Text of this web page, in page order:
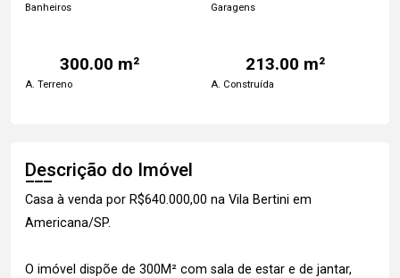
Banheiros Garagens
300.00 m²
A. Terreno
213.00 m²
A. Construída
Descrição do Imóvel
Casa à venda por R$640.000,00 na Vila Bertini em
Americana/SP.
O imóvel dispõe de 300M² com sala de estar e de jantar,